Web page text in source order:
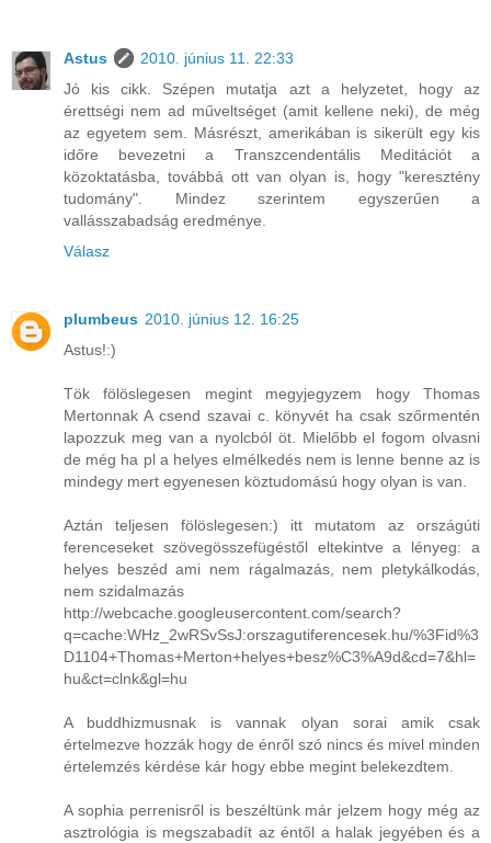
Astus
2010. június 11. 22:33
Jó kis cikk. Szépen mutatja azt a helyzetet, hogy az
érettségi nem ad műveltséget (amit kellene neki), de még
az egyetem sem. Másrészt, amerikában is sikerült egy kis
időre bevezetni a Transzcendentális Meditációt a
közoktatásba, továbbá ott van olyan is, hogy "keresztény
tudomány". Mindez szerintem egyszerűen a
vallásszabadság eredménye.
Válasz
plumbeus 2010. június 12. 16:25
Astus!:)
Tök fölöslegesen megint megyjegyzem hogy Thomas
Mertonnak A csend szavai c. könyvét ha csak szőrmentén
lapozzuk meg van a nyolcból öt. Mielőbb el fogom olvasni
de még ha pl a helyes elmélkedés nem is lenne benne az is
mindegy mert egyenesen köztudomású hogy olyan is van.
Aztán teljesen fölöslegesen:) itt mutatom az országúti
ferenceseket szövegösszefügéstől eltekintve a lényeg: a
helyes beszéd ami nem rágalmazás, nem pletykálkodás,
nem szidalmazás
http://webcache.googleusercontent.com/search?
q=cache:WHz_2wRSvSsJ:orszagutiferencesek.hu/%3Fid%3
D1104+Thomas+Merton+helyes+besz%C3%A9d&cd=7&hl=
hu&ct=clnk&gl=hu
A buddhizmusnak is vannak olyan sorai amik csak
értelmezve hozzák hogy de énről szó nincs és mivel minden
értelemzés kérdése kár hogy ebbe megint belekezdtem.
A sophia perrenisről is beszéltünk már jelzem hogy még az
asztrológia is megszabadít az éntől a halak jegyében és a